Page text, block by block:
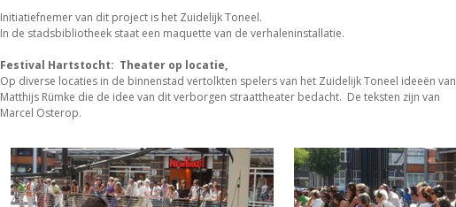
Initiatiefnemer van dit project is het Zuidelijk Toneel.
In de stadsbibliotheek staat een maquette van de verhaleninstallatie.
Festival Hartstocht: Theater op locatie,
Op diverse locaties in de binnenstad vertolkten spelers van het Zuidelijk Toneel ideeën van
Matthijs Rümke die de idee van dit verborgen straattheater bedacht. De teksten zijn van
Marcel Osterop.